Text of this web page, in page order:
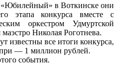
«Юбилейный» в Воткинске они
этапа конкурса вместе с
оркестром Удмуртской
Николая Роготнева.
известны все итоги конкурса,
— 1 миллион рублей.
события.